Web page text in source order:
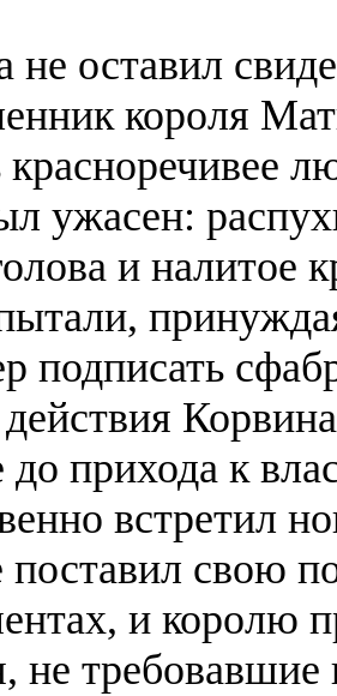
не оставил
короля
красноречивее
ужасен:
и налитое
подписать
действия
прихода к
встретил
поставил свою
и королю
не